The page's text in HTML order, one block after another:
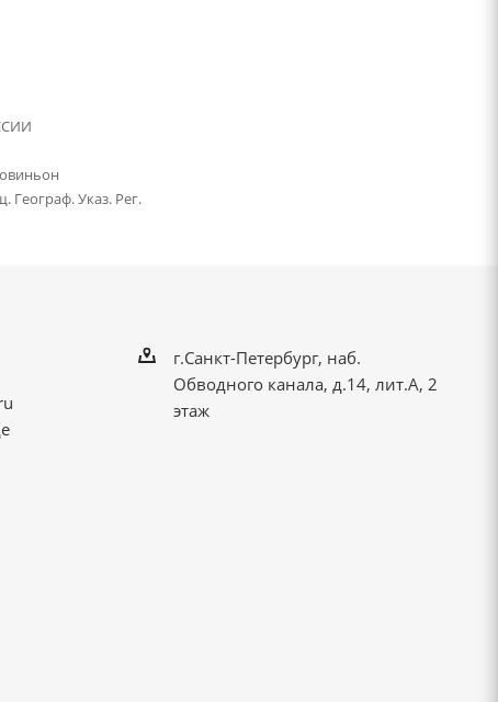
Географ. Указ. Рег.
г.Санкт-Петербург, наб.
Обводного канала, д.14, лит.А, 2
этаж